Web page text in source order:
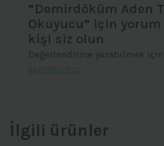
“Demirdöküm Aden
Okuyucu” için
kişi siz olun
Değerlendirme yazabilmek için
açmalısınız
İlgili ürünler